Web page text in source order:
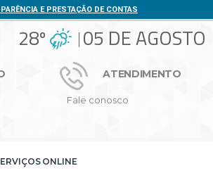
E PRESTAÇÃO DE CONTAS
28º 05 DE AGOSTO
ATENDIMENTO
Fale conosco
ONLINE